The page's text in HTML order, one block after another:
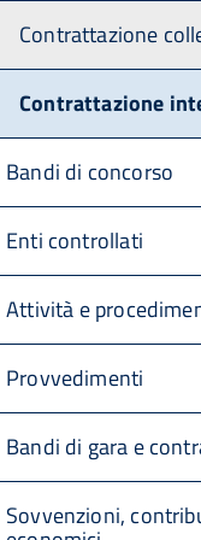
Contrattazione
Contrattazione
Bandi di concorso
Enti controllati
Attività e
Provvedimenti
Bandi di gara e
Sovvenzioni,